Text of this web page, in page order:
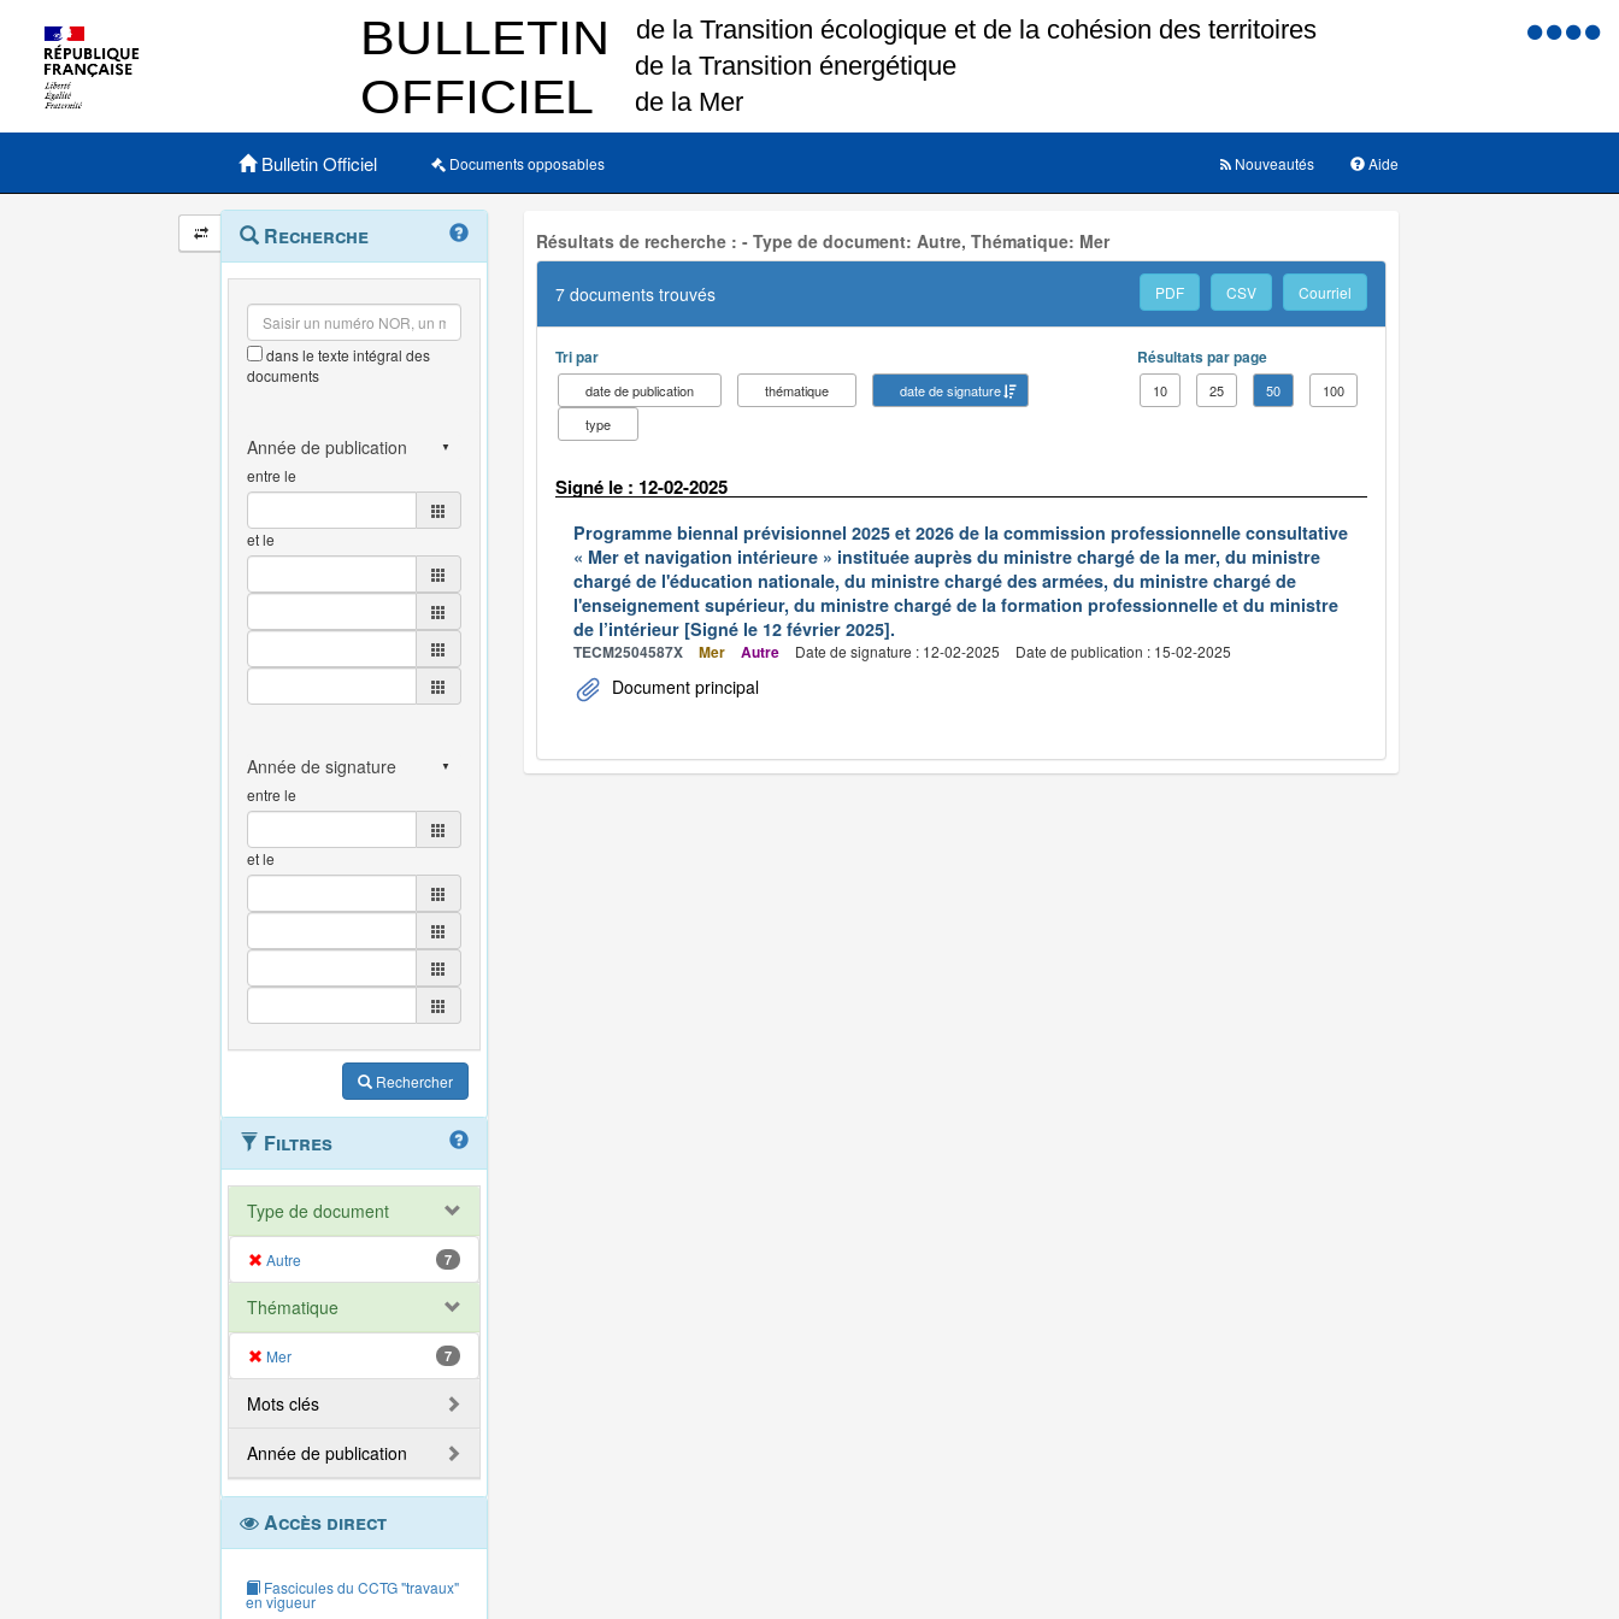
Menu
Menu principal
Bulletin Officiel Documents opposables Aide
Nouveautés
Navigation
et
outils
annexes
Menu
contextuel
Recherche
dans le texte intégral des
documents
entre le
et le
entre le
et le
Rechercher
Filtres
Type de document
Autre 7
Thématique
Mer 7
Mots clés
Année de publication
Accès direct
Fascicules du CCTG "travaux"
en vigueur
Résultats de recherche : - Type de document: Autre, Thématique: Mer
7 documents trouvés PDF CSV Courriel
Tri par
date de publication thématique
date de signature
type
Résultats par page
10 25 50 100
Signé le : 12-02-2025
Programme biennal prévisionnel 2025 et 2026 de la commission professionnelle consultative
« Mer et navigation intérieure » instituée auprès du ministre chargé de la mer, du ministre
chargé de l'éducation nationale, du ministre chargé des armées, du ministre chargé de
l'enseignement supérieur, du ministre chargé de la formation professionnelle et du ministre
de l’intérieur [Signé le 12 février 2025].
TECM2504587X Mer Autre Date de signature : 12-02-2025 Date de publication : 15-02-2025
Document principal